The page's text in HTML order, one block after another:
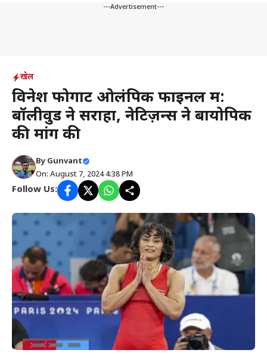
---Advertisement---
खेल
विनेश फोगाट ओलंपिक फाइनल में:
बॉलीवुड ने सराहा, नेटिज़न्स ने बायोपिक
की मांग की
By Gunvant
On: August 7, 2024 4:38 PM
Follow Us: